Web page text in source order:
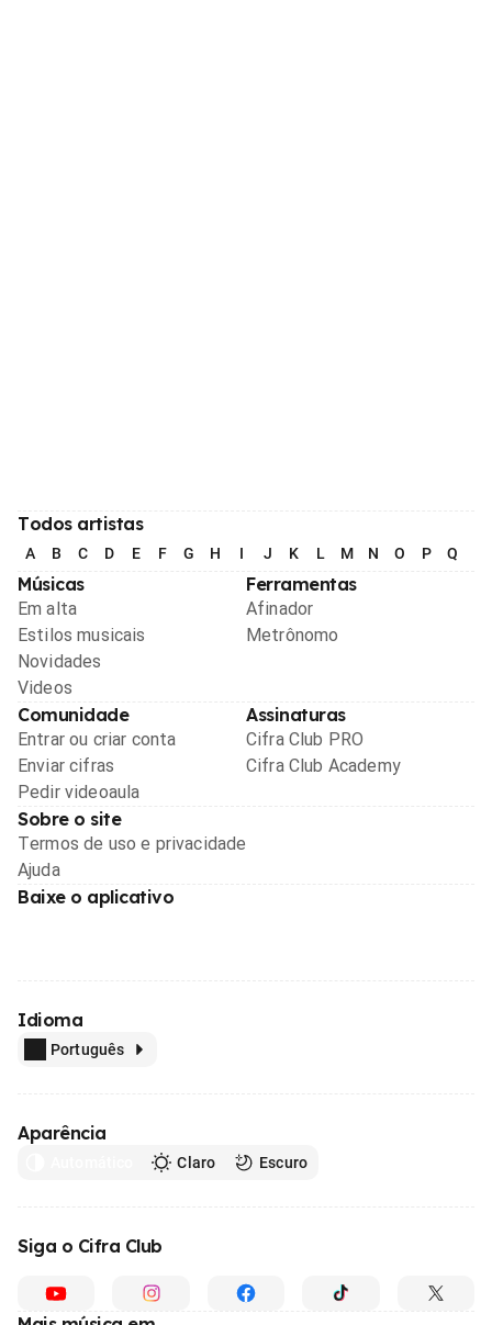
Todos artistas
A B C D E F G H I J K L M N O P Q
Músicas
Em alta
Estilos musicais
Novidades
Videos
Ferramentas
Afinador
Metrônomo
Comunidade
Entrar ou criar conta
Enviar cifras
Pedir videoaula
Assinaturas
Cifra Club PRO
Cifra Club Academy
Sobre o site
Termos de uso e privacidade
Ajuda
Baixe o aplicativo
Idioma
Português
Aparência
Claro Escuro
Siga o Cifra Club